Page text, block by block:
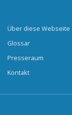
Über diese Webseite
Glossar
Presseraum
Kontakt